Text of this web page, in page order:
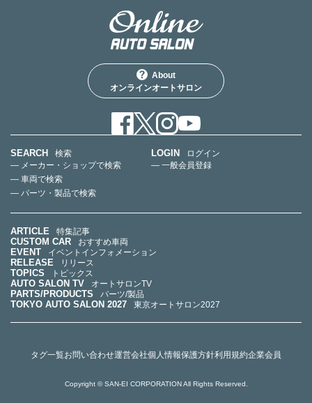
About
オンラインオートサロン
SEARCH
検索
— メーカー・ショップで検索
— 車両で検索
— パーツ・製品で検索
LOGIN
ログイン
— 一般会員登録
ARTICLE 特集記事
CUSTOM CAR おすすめ車両
EVENT イベントインフォメーション
RELEASE リリース
TOPICS トピックス
AUTO SALON TV オートサロンTV
PARTS/PRODUCTS パーツ/製品
TOKYO AUTO SALON 2027 東京オートサロン2027
タグ一覧お問い合わせ運営会社個人情報保護方針利用規約企業会員
Copyright © SAN-EI CORPORATION All Rights Reserved.